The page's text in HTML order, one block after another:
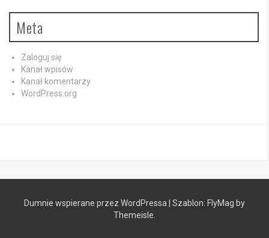
Meta
Zaloguj się
Kanał wpisów
Kanał komentarzy
WordPress.org
Dumnie wspierane przez WordPressa Szablon: FlyMag by
Themeisle.